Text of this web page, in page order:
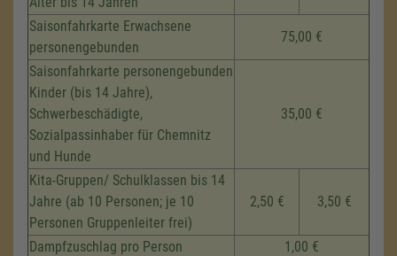
Saisonfahrkarte Erwachsene
personengebunden
75,00 €
Saisonfahrkarte personengebunden
Kinder (bis 14 Jahre),
Schwerbeschädigte,
Sozialpassinhaber für Chemnitz
und Hunde
35,00 €
Kita-Gruppen/ Schulklassen bis 14
Jahre (ab 10 Personen; je 10
Personen Gruppenleiter frei)
2,50 € 3,50 €
Dampfzuschlag pro Person
1,00 €